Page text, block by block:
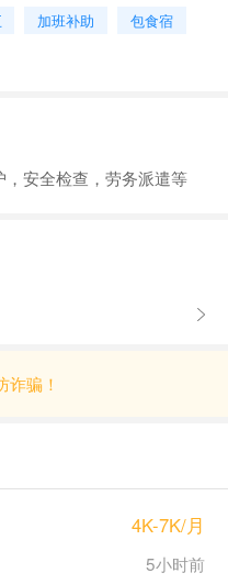
加班补助
包食宿
安全检查，劳务派遣等
骗！
4K-7K/月
5小时前